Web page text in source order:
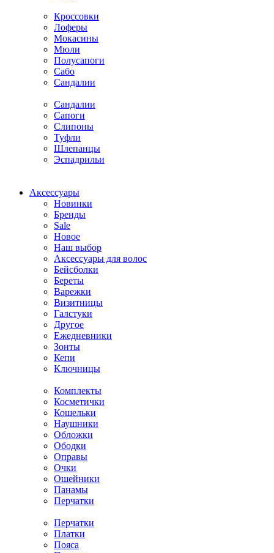
Кроссовки
Лоферы
Мокасины
Мюли
Полусапоги
Сабо
Сандалии
Сандалии
Сапоги
Слипоны
Туфли
Шлепанцы
Эспадрильи
Аксессуары
Новинки
Бренды
Sale
Новое
Наш выбор
Аксессуары для волос
Бейсболки
Береты
Варежки
Визитницы
Галстуки
Другое
Ежедневники
Зонты
Кепи
Ключницы
Комплекты
Косметички
Кошельки
Наушники
Обложки
Ободки
Оправы
Очки
Ошейники
Панамы
Перчатки
Перчатки
Платки
Пояса